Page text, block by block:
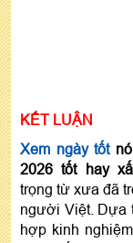
KẾT LUẬN
Xem ngày tốt
2026 tốt hay
trọng từ xưa đã
người Việt. Dựa
hợp kinh